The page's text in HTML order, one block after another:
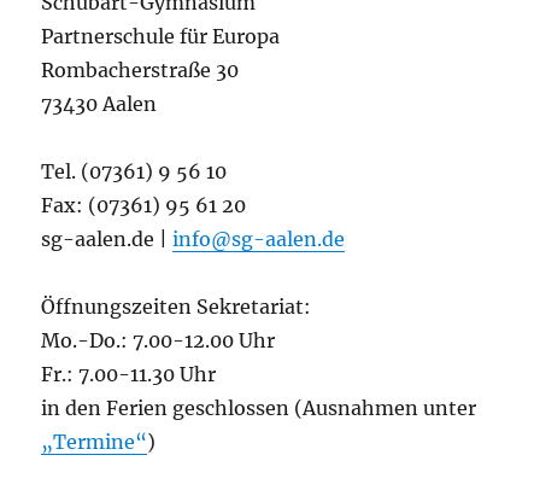
Partnerschule für Europa
Rombacherstraße 30
73430 Aalen
Tel. (07361) 9 56 10
Fax: (07361) 95 61 20
sg-aalen.de |info@sg-aalen.de
Öffnungszeiten Sekretariat:
Mo.-Do.: 7.00-12.00 Uhr
Fr.: 7.00-11.30 Uhr
in den Ferien geschlossen (Ausnahmen unter
„Termine“)